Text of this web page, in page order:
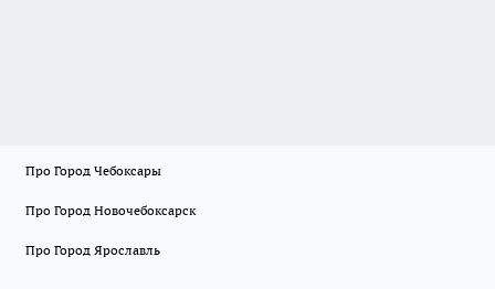
Про Город Чебоксары
Про Город Новочебоксарск
Про Город Ярославль